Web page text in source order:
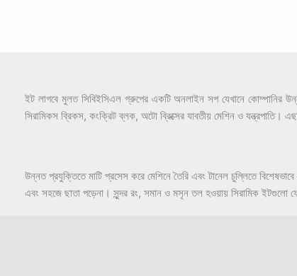
ইট লাগবে মুলত সিবিইসিএল গ্রুপের একটি অনলাইন সপ যেখানে কোম্পানির
সিরামিকস ব্রিকস, কংক্রিট ব্লক, অটো ব্রিক্সের যাবতীয় মেশিন ও
উন্নত প্রযুক্তিতে মাটি প্রসেস করে মেশিনে তৈরি এবং টানেল চুল্লিতে
এবং সহজে ছাতা পড়েনা। সুন্দর রং, সমান ও মসৃন তল হওয়ায় সিরামিক ইটগুলো